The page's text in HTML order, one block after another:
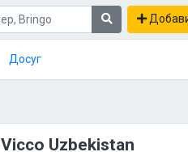
Досуг
Vicco Uzbekistan